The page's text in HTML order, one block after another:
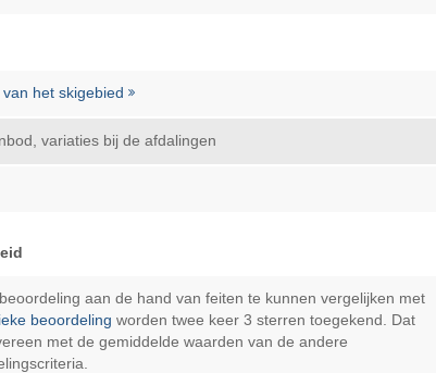
het skigebied
variaties bij de afdalingen
aan de hand van feiten te kunnen vergelijken met
beoordeling worden twee keer 3 sterren toegekend. Dat
met de gemiddelde waarden van de andere